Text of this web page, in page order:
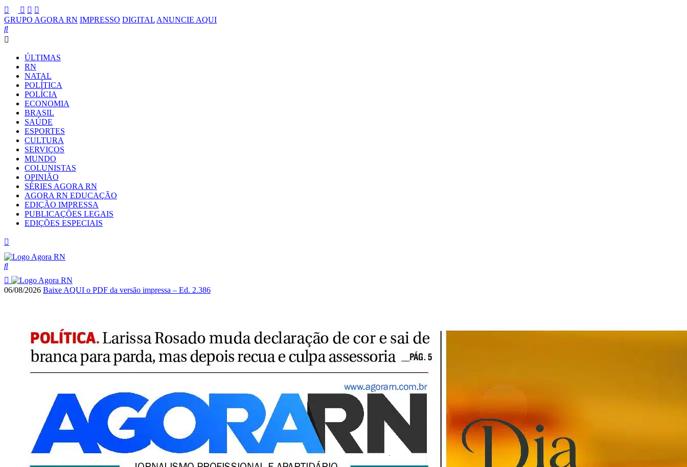
GRUPO AGORA RN IMPRESSO DIGITAL ANUNCIE AQUI
ÚLTIMAS
RN
NATAL
POLÍTICA
POLÍCIA
ECONOMIA
BRASIL
SAÚDE
ESPORTES
CULTURA
SERVIÇOS
MUNDO
COLUNISTAS
OPINIÃO
SÉRIES AGORA RN
AGORA RN EDUCAÇÃO
EDIÇÃO IMPRESSA
PUBLICAÇÕES LEGAIS
EDIÇÕES ESPECIAIS
06/08/2026 Baixe AQUI o PDF da versão impressa – Ed. 2.386